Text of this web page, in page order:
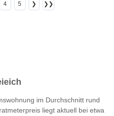
4 5 ❯ ❯❯
im Durchschnitt rund
liegt aktuell bei etwa